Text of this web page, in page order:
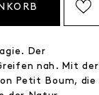
Der
nah. Mit der
Petit Boum, die